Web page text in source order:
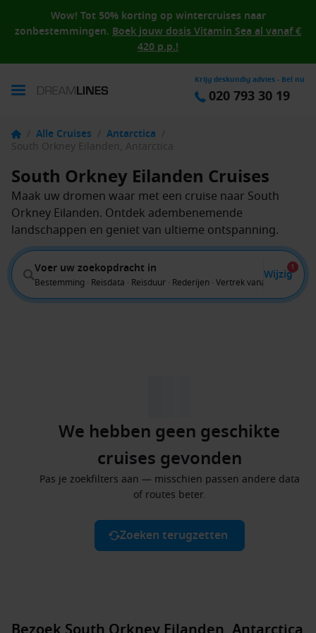
Wow! Tot 50% korting op wintercruises naar
zonbestemmingen. Boek jouw dosis Vitamin Sea al vanaf €
420 p.p.!
Krijg deskundig advies - Bel nu
020 793 30 19
/ Alle Cruises / Antarctica /
South Orkney Eilanden, Antarctica
South Orkney Eilanden Cruises
Maak uw dromen waar met een cruise naar South
Orkney Eilanden. Ontdek adembenemende
landschappen en geniet van ultieme ontspanning.
Voer uw zoekopdracht in
Bestemming · Reisdata · Reisduur · Rederijen · Vertrek vanaf
Wijzig
1
We hebben geen geschikte
cruises gevonden
Pas je zoekfilters aan — misschien passen andere data
of routes beter.
Zoeken terugzetten